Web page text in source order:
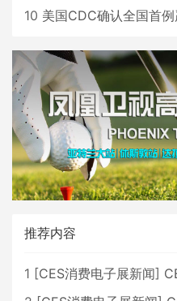
10 美国CDC确认全国首例严
推荐内容
1 [CES消费电子展新闻]